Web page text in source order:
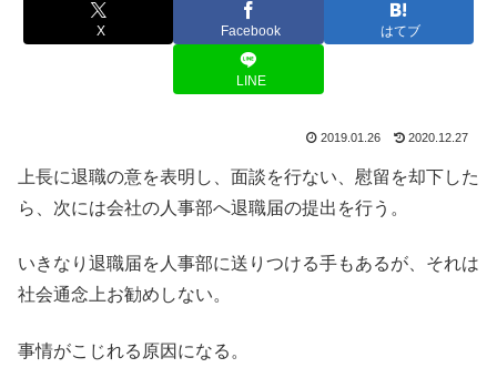
X Facebook はてブ
LINE
2019.01.26 2020.12.27
上長に退職の意を表明し、面談を行ない、慰留を却下した
ら、次には会社の人事部へ退職届の提出を行う。
いきなり退職届を人事部に送りつける手もあるが、それは
社会通念上お勧めしない。
事情がこじれる原因になる。